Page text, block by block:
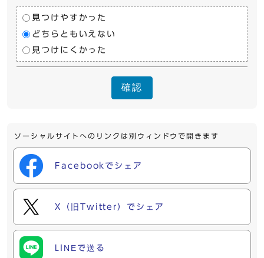
見つけやすかった
どちらともいえない
見つけにくかった
確認
ソーシャルサイトへのリンクは別ウィンドウで開きます
Facebookでシェア
X（旧Twitter）でシェア
LINEで送る